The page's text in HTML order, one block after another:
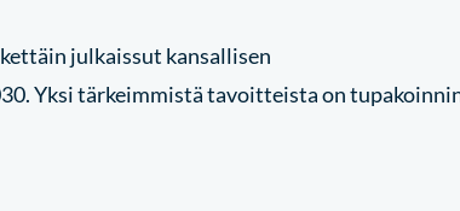
julkaissut kansallisen
Yksi tärkeimmistä tavoitteista on